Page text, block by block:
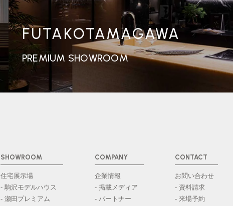
FUTAKOTAMAGAWA
PREMIUM SHOWROOM
SHOWROOM
住宅展示場
- 駒沢モデルハウス
- 瀬田プレミアム
COMPANY
企業情報
- 掲載メディア
- パートナー
CONTACT
お問い合わせ
- 資料請求
- 来場予約